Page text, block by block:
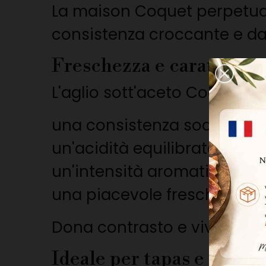
La maison Coquet
consistenza croccante e
Freschezza e carattere
L'aglio sott'aceto Coquet
una consistenza soda e
un'acidità equilibrata
un'intensità aromatica
una piacevole freschezza
Dona contrasto e vivacità
Ideale per tapas e